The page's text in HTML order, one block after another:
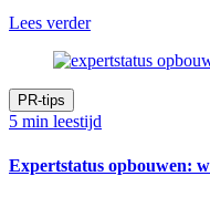
Lees verder
PR-tips
5 min leestijd
Expertstatus opbouwen: